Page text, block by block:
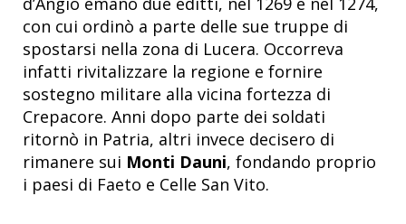
con cui ordinò a parte delle sue truppe di
spostarsi nella zona di Lucera. Occorreva
infatti rivitalizzare la regione e fornire
sostegno militare alla vicina fortezza di
Crepacore. Anni dopo parte dei soldati
ritornò in Patria, altri invece decisero di
rimanere sui Monti Dauni, fondando proprio
i paesi di Faeto e Celle San Vito.